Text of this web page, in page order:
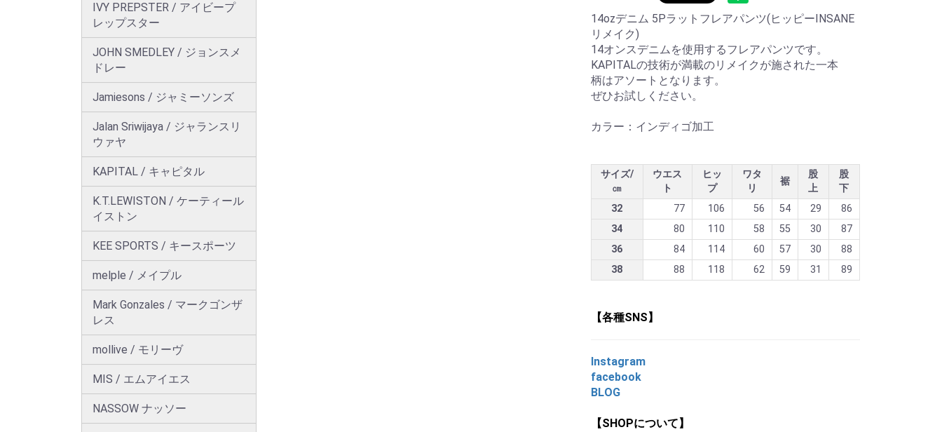
IVY PREPSTER / アイビープ
レップスター
JOHN SMEDLEY / ジョンスメ
ドレー
Jamiesons / ジャミーソンズ
Jalan Sriwijaya / ジャランスリ
ウァヤ
KAPITAL / キャピタル
K.T.LEWISTON / ケーティール
イストン
KEE SPORTS / キースポーツ
melple / メイプル
Mark Gonzales / マークゴンザ
レス
mollive / モリーヴ
MIS / エムアイエス
NASSOW ナッソー
14ozデニム 5Pラットフレアパンツ(ヒッピーINSANE
リメイク)
14オンスデニムを使用するフレアパンツです。
KAPITALの技術が満載のリメイクが施された一本
柄はアソートとなります。
ぜひお試しください。
カラー：インディゴ加工
サイズ/
㎝
ウエス
ト
ヒッ
プ
ワタ
リ
裾
股
上
股
下
32
77 106 56 54 29
86
34
80 110 58 55 30
87
36
84 114 60 57 30
88
38
88 118 62 59 31 89
【各種SNS】
Instagram
facebook
BLOG
【SHOPについて】